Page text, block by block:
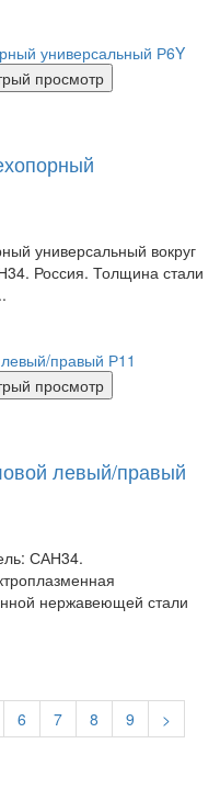
просмотр
универсальный вокруг
Россия. Толщина стали
просмотр
левый/правый
САН34.
нержавеющей стали
6 7 8 9
>